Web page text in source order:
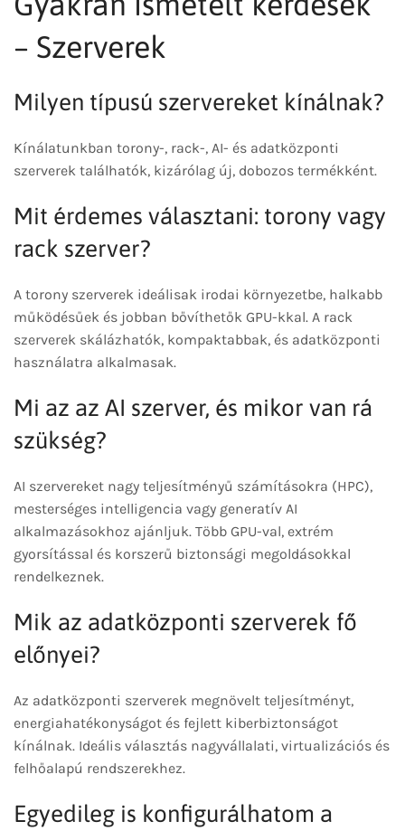
– Szerverek
Milyen típusú szervereket kínálnak?
Kínálatunkban torony-, rack-, AI- és adatközponti
szerverek találhatók, kizárólag új, dobozos termékként.
Mit érdemes választani: torony vagy
rack szerver?
A torony szerverek ideálisak irodai környezetbe, halkabb
működésűek és jobban bővíthetők GPU-kkal. A rack
szerverek skálázhatók, kompaktabbak, és adatközponti
használatra alkalmasak.
Mi az az AI szerver, és mikor van rá
szükség?
AI szervereket nagy teljesítményű számításokra (HPC),
mesterséges intelligencia vagy generatív AI
alkalmazásokhoz ajánljuk. Több GPU-val, extrém
gyorsítással és korszerű biztonsági megoldásokkal
rendelkeznek.
Mik az adatközponti szerverek fő
előnyei?
Az adatközponti szerverek megnövelt teljesítményt,
energiahatékonyságot és fejlett kiberbiztonságot
kínálnak. Ideális választás nagyvállalati, virtualizációs és
felhőalapú rendszerekhez.
Egyedileg is konfigurálhatom a